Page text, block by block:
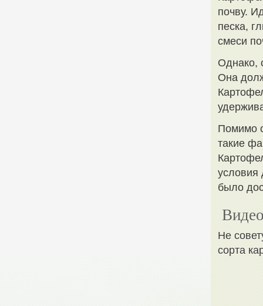
почву.
песка,
смеси
Однако,
Она
Помимо
такие
условия
было
Не
сорта